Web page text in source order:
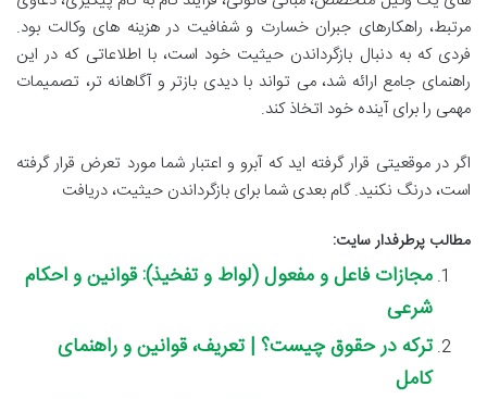
مرتبط، راهکارهای جبران خسارت و شفافیت در هزینه های وکالت بود.
فردی که به دنبال بازگرداندن حیثیت خود است، با اطلاعاتی که در این
راهنمای جامع ارائه شد، می تواند با دیدی بازتر و آگاهانه تر، تصمیمات
مهمی را برای آینده خود اتخاذ کند.
اگر در موقعیتی قرار گرفته اید که آبرو و اعتبار شما مورد تعرض قرار گرفته
است، درنگ نکنید. گام بعدی شما برای بازگرداندن حیثیت، دریافت
مطالب پرطرفدار سایت:
مجازات فاعل و مفعول (لواط و تفخیذ): قوانین و احکام
شرعی
ترکه در حقوق چیست؟ | تعریف، قوانین و راهنمای
کامل